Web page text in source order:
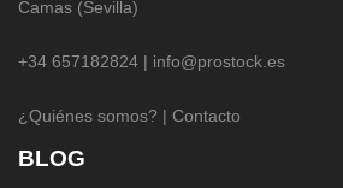
Camas (Sevilla)
+34 657182824 | info@prostock.es
¿Quiénes somos? | Contacto
BLOG